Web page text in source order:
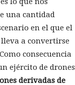
una cantidad
en el que el
a convertirse
consecuencia
ejército de drones
derivadas de